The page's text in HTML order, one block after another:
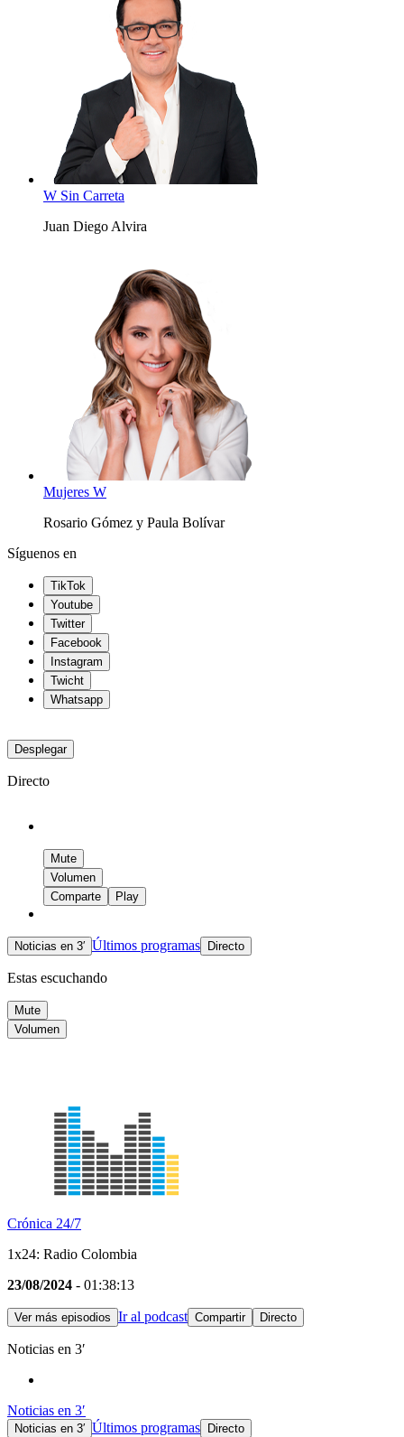
W Sin Carreta
Juan Diego Alvira
Mujeres W
Rosario Gómez y Paula Bolívar
Síguenos en
TikTok
Youtube
Twitter
Facebook
Instagram
Twicht
Whatsapp
Desplegar
Directo
Mute
Volumen
Comparte
Play
Noticias en 3′ Últimos programas Directo
Estas escuchando
Mute
Volumen
Crónica 24/7
1x24: Radio Colombia
23/08/2024 - 01:38:13
Ver más episodios Ir al podcast Compartir Directo
Noticias en 3′
Noticias en 3′
Noticias en 3′ Últimos programas
Directo